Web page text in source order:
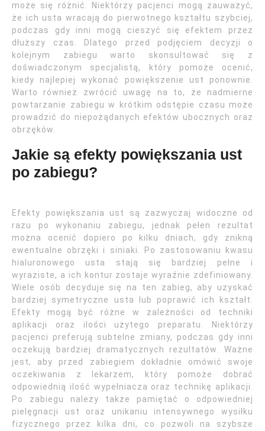
może się różnić. Niektórzy pacjenci mogą zauważyć,
że ich usta wracają do pierwotnego kształtu szybciej,
podczas gdy inni mogą cieszyć się efektem przez
dłuższy czas. Dlatego przed podjęciem decyzji o
kolejnym zabiegu warto skonsultować się z
doświadczonym specjalistą, który pomoże ocenić,
kiedy najlepiej wykonać powiększenie ust ponownie.
Warto również zwrócić uwagę na to, że nadmierne
powtarzanie zabiegu w krótkim odstępie czasu może
prowadzić do niepożądanych efektów ubocznych oraz
obrzęków.
Jakie są efekty powiększania ust
po zabiegu?
Efekty powiększania ust są zazwyczaj widoczne od
razu po wykonaniu zabiegu, jednak pełen rezultat
można ocenić dopiero po kilku dniach, gdy znikną
ewentualne obrzęki i siniaki. Po zastosowaniu kwasu
hialuronowego usta stają się bardziej pełne i
wyraziste, a ich kontur zostaje wyraźnie zdefiniowany.
Wiele osób decyduje się na ten zabieg, aby uzyskać
bardziej symetryczne usta lub poprawić ich kształt.
Efekty mogą być różne w zależności od techniki
aplikacji oraz ilości użytego preparatu. Niektórzy
pacjenci preferują subtelne zmiany, podczas gdy inni
oczekują bardziej dramatycznych rezultatów. Ważne
jest, aby przed zabiegiem dokładnie omówić swoje
oczekiwania z lekarzem, który pomoże dobrać
odpowiednią ilość wypełniacza oraz technikę aplikacji.
Po zabiegu należy także pamiętać o odpowiedniej
pielęgnacji ust oraz unikaniu intensywnego wysiłku
fizycznego przez kilka dni, co pozwoli na szybsze